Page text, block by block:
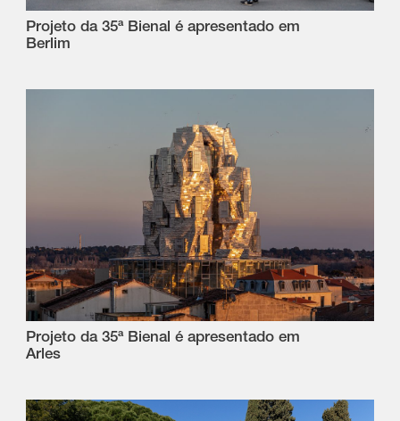
Projeto da 35ª Bienal é apresentado em
Berlim
Projeto da 35ª Bienal é apresentado em
Arles